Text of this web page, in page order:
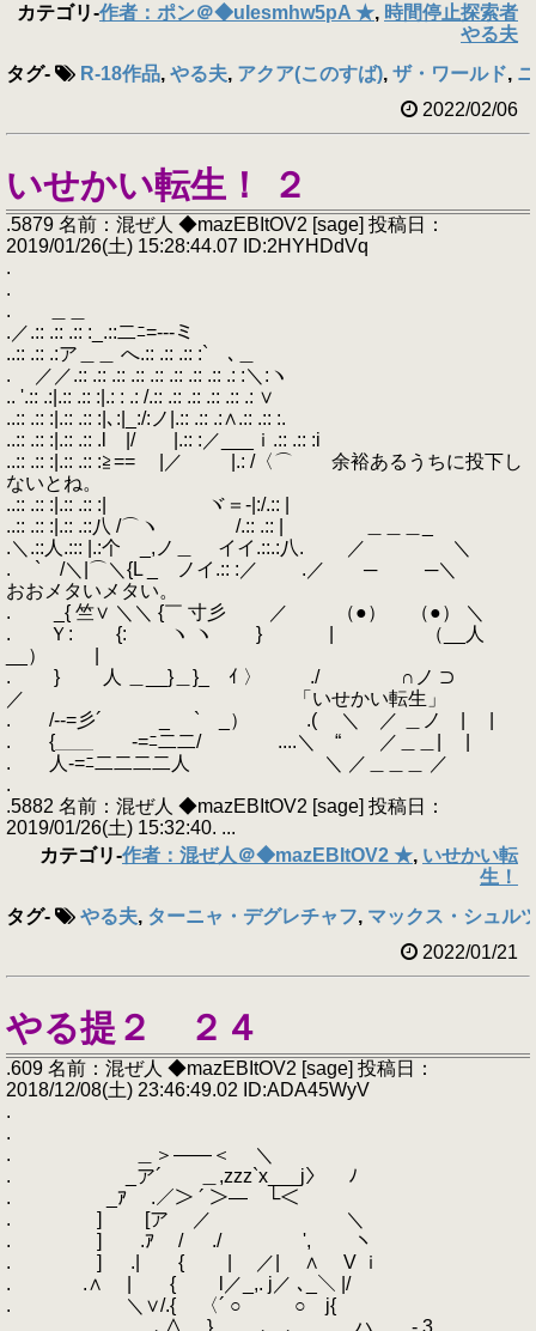
カテゴリ-作者：ポン＠◆uIesmhw5pA ★, 時間停止探索者
やる夫
タグ- R-18作品, やる夫, アクア(このすば), ザ・ワールド,
2022/02/06
いせかい転生！ ２
.5879 名前：混ぜ人 ◆mazEBItOV2 [sage] 投稿日：
2019/01/26(土) 15:28:44.07 ID:2HYHDdVq
.
.
. ＿＿
.／.:: .:: .:: :_.::二ﾆ=‐--ミ
..:: .:: .:ア＿＿ へ.:: .:: .:: :` ､＿
. ／／.:: .:: .:: .:: .:: .:: .:: .:: .: :＼:ヽ
.. '.:: .:|.:: .:: :|.: : .: /.:: .:: .:: .:: .:: .: ∨
..:: .:: :|.:: .:: :|､:|_:/:ノ|.:: .:: .:∧.:: .:: :.
..:: .:: :|.:: .:: .l |/ |.:: :／___ｉ.:: .:: :i
..:: .:: :|.:: .:: :≧== |／ |.: /〈⌒ 余裕あるうちに投下し
ないとね。
..:: .:: :|.:: .:: :| ヾ＝-|:/.:: |
..:: .:: :|.:: .::八 /⌒ヽ /.:: .:: | ＿＿＿_
.＼.::人.::: |.:个 _,ノ＿ イイ.::.:八. ／ ＼
. ` /＼|⌒＼{L _ ノイ.:: :／ .／ ─ ─＼
おおメタいメタい。
. _{ 竺∨ ＼＼ {￣ 寸彡 ／ （●） （●） ＼
. Ｙ: {: ヽ ヽ } | （__人
__） |
. } 人 ＿__}＿}_ ｲ 〉 ./ ∩ノ ⊃
／ 「いせかい転生」
. /--=彡´ _ ` _） .( ＼ ／ ＿ノ | |
. {＿＿ -=ﾆ二二/ ....＼ “ ／＿＿| |
. 人-=ﾆ二二二二人 ＼ ／＿＿＿ ／
.
.5882 名前：混ぜ人 ◆mazEBItOV2 [sage] 投稿日：
2019/01/26(土) 15:32:40. ...
カテゴリ-作者：混ぜ人＠◆mazEBItOV2 ★, いせかい転
生！
タグ- やる夫, ターニャ・デグレチャフ, マックス・シュル
2022/01/21
やる提２ ２４
.609 名前：混ぜ人 ◆mazEBItOV2 [sage] 投稿日：
2018/12/08(土) 23:46:49.02 ID:ADA45WyV
.
.
. ＿＞――＜ ＼
. _ア´ ＿,zzz`x___j〉 ﾉ
. _ｱ .／＞ ´ ＞― └＜
. ] [ア ／ ＼
. ] .ｱ / ./ ', ヽ
. ] .| { | ／| ∧ V ｉ
. .∧ | { l／_,. j／ ､_＼ |/
. ＼∨/.{ 〈´ ○ ○ j{
. ､∧ } ､_,､_, .ハ - 3